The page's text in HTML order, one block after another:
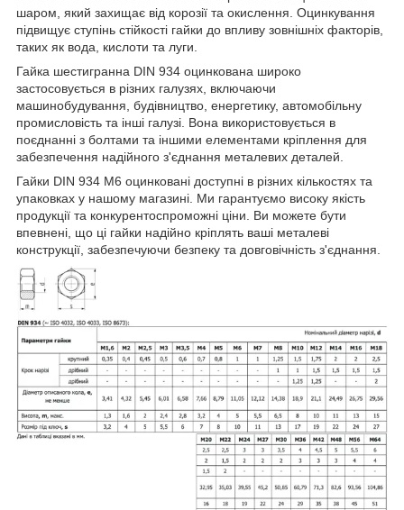
шаром, який захищає від корозії та окислення. Оцинкування
підвищує ступінь стійкості гайки до впливу зовнішніх факторів,
таких як вода, кислоти та луги.
Гайка шестигранна DIN 934 оцинкована широко
застосовується в різних галузях, включаючи
машинобудування, будівництво, енергетику, автомобільну
промисловість та інші галузі. Вона використовується в
поєднанні з болтами та іншими елементами кріплення для
забезпечення надійного з'єднання металевих деталей.
Гайки DIN 934 М6 оцинковані доступні в різних кількостях та
упаковках у нашому магазині. Ми гарантуємо високу якість
продукції та конкурентоспроможні ціни. Ви можете бути
впевнені, що ці гайки надійно кріплять ваші металеві
конструкції, забезпечуючи безпеку та довговічність з'єднання.